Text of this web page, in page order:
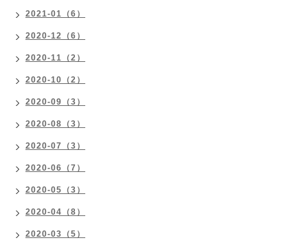
2021-01（6）
2020-12（6）
2020-11（2）
2020-10（2）
2020-09（3）
2020-08（3）
2020-07（3）
2020-06（7）
2020-05（3）
2020-04（8）
2020-03（5）